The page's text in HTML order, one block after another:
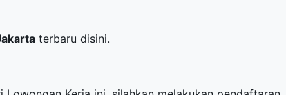
terbaru disini.